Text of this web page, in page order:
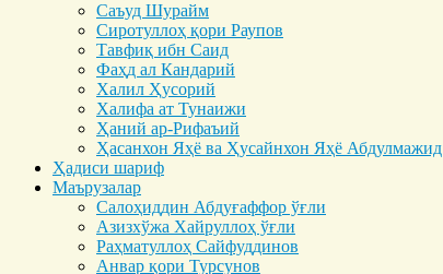
Саъуд Шурайм
Сиротуллоҳ қори Раупов
Тавфиқ ибн Саид
Фаҳд ал Кандарий
Халил Ҳусорий
Халифа ат Тунаижи
Ҳаний ар-Рифаъий
Ҳасанхон Яҳё ва Ҳусайнхон Яҳё Абдулмажид
Ҳадиси шариф
Маърузалар
Салоҳиддин Абдуғаффор ўғли
Азизхўжа Хайруллоҳ ўғли
Раҳматуллоҳ Сайфуддинов
Анвар қори Турсунов